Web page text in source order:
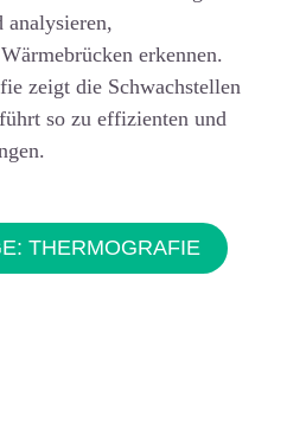
analysieren,
erkennen.
zeigt die Schwachstellen
so zu effizienten und
THERMOGRAFIE